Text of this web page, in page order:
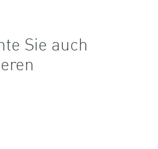
Sie auch